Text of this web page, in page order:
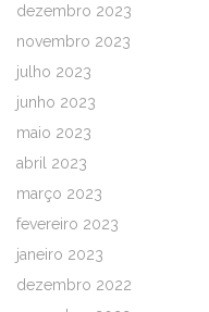
dezembro 2023
novembro 2023
julho 2023
junho 2023
maio 2023
abril 2023
março 2023
fevereiro 2023
janeiro 2023
dezembro 2022